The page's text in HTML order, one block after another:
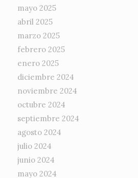
mayo 2025
abril 2025
marzo 2025
febrero 2025
enero 2025
diciembre 2024
noviembre 2024
octubre 2024
septiembre 2024
agosto 2024
julio 2024
junio 2024
mayo 2024